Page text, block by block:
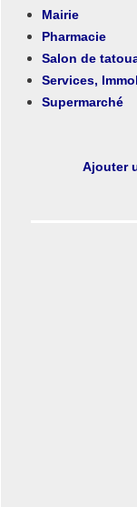
Mairie
Pharmacie
Salon de
Services,
Supermarché
Ajouter